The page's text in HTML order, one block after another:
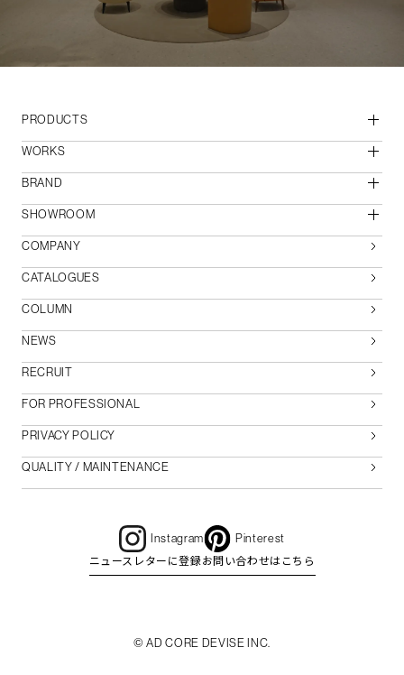
PRODUCTS
WORKS
BRAND
SHOWROOM
COMPANY
CATALOGUES
COLUMN
NEWS
RECRUIT
FOR PROFESSIONAL
PRIVACY POLICY
QUALITY / MAINTENANCE
Instagram Pinterest
ニュースレターに登録お問い合わせはこちら
© AD CORE DEVISE INC.